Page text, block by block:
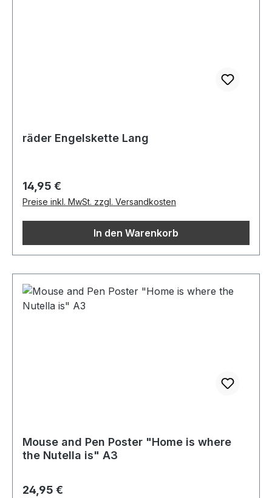
räder Engelskette Lang
Regulärer Preis:
14,95 €
Preise inkl. MwSt. zzgl. Versandkosten
In den Warenkorb
Mouse and Pen Poster "Home is where
the Nutella is" A3
Regulärer Preis:
24,95 €